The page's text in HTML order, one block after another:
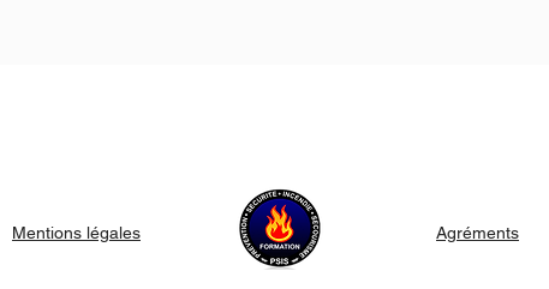
Mentions légales Agréments